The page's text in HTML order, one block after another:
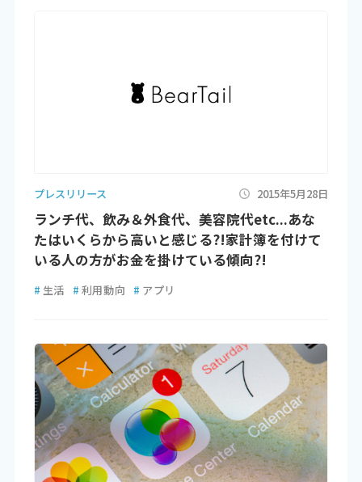
プレスリリース 2015年5月28日
ランチ代、飲み＆外食代、美容院代etc...あな
たはいくらから高いと感じる?!家計簿を付けて
いる人の方がお金を掛けている傾向?!
# 生活 # 利用動向 # アプリ